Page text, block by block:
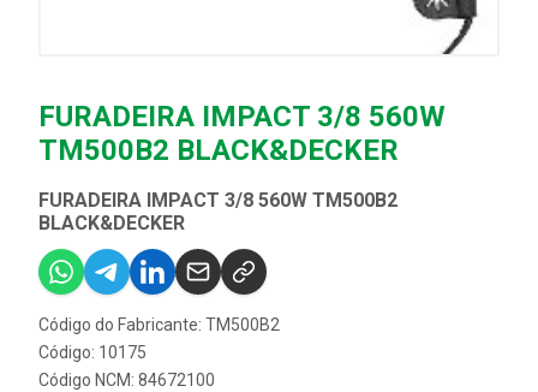
FURADEIRA IMPACT 3/8 560W
TM500B2 BLACK&DECKER
FURADEIRA IMPACT 3/8 560W TM500B2
BLACK&DECKER
Código do Fabricante: TM500B2
Código: 10175
Código NCM: 84672100